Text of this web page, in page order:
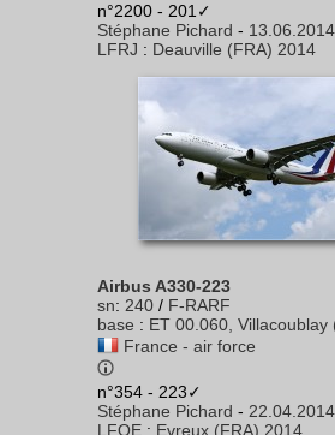
n°2200 - 201✓
Stéphane Pichard - 13.06.2014
LFRJ : Deauville (FRA) 2014
Airbus A330-223
sn: 240 / F-RARF
base : ET 00.060, Villacoublay
France - air force
n°354 - 223✓
Stéphane Pichard - 22.04.2014
LFOE : Evreux (FRA) 2014